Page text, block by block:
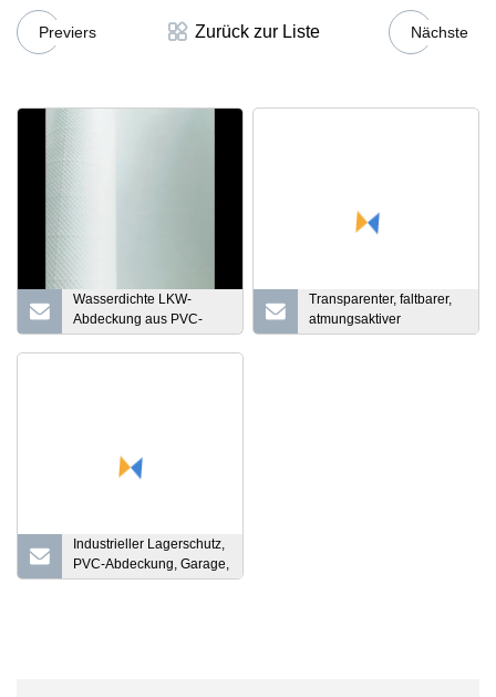
Previers Zurück zur Liste Nächste
Wasserdichte LKW-
Abdeckung aus PVC-
Plane mit Poly-
Transparenter, faltbarer,
atmungsaktiver
Haustierrucksack aus
Industrieller Lagerschutz,
PVC-Abdeckung, Garage,
Buszelt,